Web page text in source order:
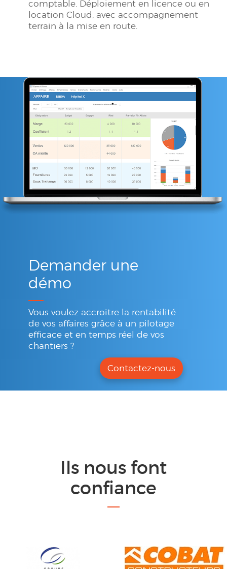
comptable. Déploiement en licence ou en
location Cloud, avec accompagnement
terrain à la mise en route.
Demander une
démo
Vous voulez accroitre la rentabilité
de vos affaires grâce à un pilotage
efficace et en temps réel de vos
chantiers ?
Contactez-nous
Ils nous font
confiance